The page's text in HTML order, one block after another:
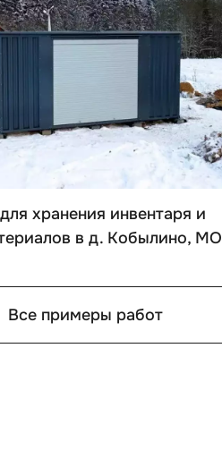
хранения инвентаря и
в д. Кобылино, МО
Все примеры работ